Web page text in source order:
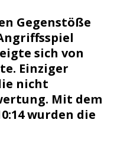
Gegenstöße
sich von
Einziger
nicht
Mit dem
wurden die